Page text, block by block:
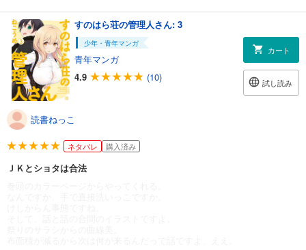
すのはら荘の管理人さん: 3
少年・青年マンガ
青年マンガ
4.9
(10)
カート
試し読み
読書ねっこ
ネタバレ 購入済み
ＪＫとショタは合法